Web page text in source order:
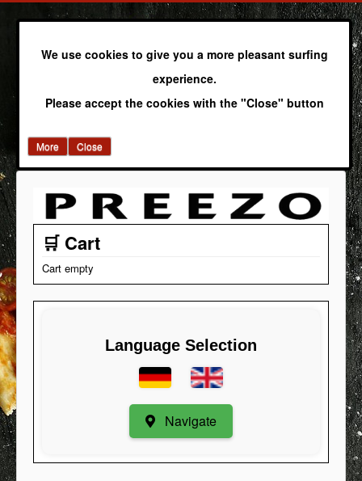
We use cookies to give you a more pleasant surfing
experience.
Please accept the cookies with the "Close" button
More Close
🛒 Cart
Cart empty
Language Selection
Navigate